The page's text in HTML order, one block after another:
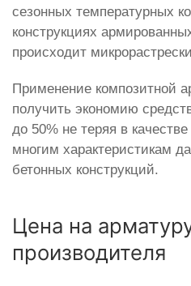
сезонных температурных
конструкциях
происходит
Применение композитной
получить экономию
до 50% не теряя в
многим характеристикам
бетонных конструкций.
Цена на
производителя